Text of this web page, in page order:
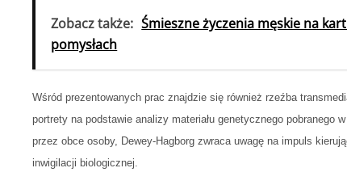
Zobacz także: Śmieszne życzenia męskie na
pomysłach
Wśród prezentowanych prac znajdzie się również rzeźba
portrety na podstawie analizy materiału genetycznego
przez obce osoby, Dewey-Hagborg zwraca uwagę na impuls
inwigilacji biologicznej.